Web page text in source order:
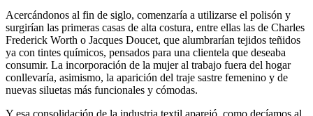
Acercándonos al fin de siglo, comenzaría a utilizarse el polisón y
surgirían las primeras casas de alta costura, entre ellas las de Charles
Frederick Worth o Jacques Doucet, que alumbrarían tejidos teñidos
ya con tintes químicos, pensados para una clientela que deseaba
consumir. La incorporación de la mujer al trabajo fuera del hogar
conllevaría, asimismo, la aparición del traje sastre femenino y de
nuevas siluetas más funcionales y cómodas.